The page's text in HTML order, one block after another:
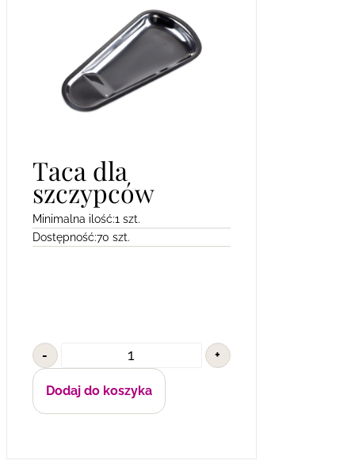
Taca dla
szczypców
Minimalna ilość:1 szt.
Dostępność:70 szt.
- +
Dodaj do koszyka